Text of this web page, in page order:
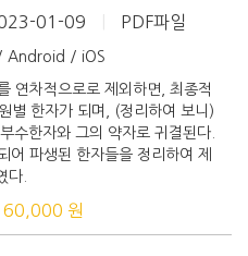
01-09 PDF파일
Android / iOS
연차적으로로 제외하면, 최종적
별 한자가 되며, (정리하여 보니)
수한자와 그의 약자로 귀결된다.
어 파생된 한자들을 정리하여 제
다.
60,000 원